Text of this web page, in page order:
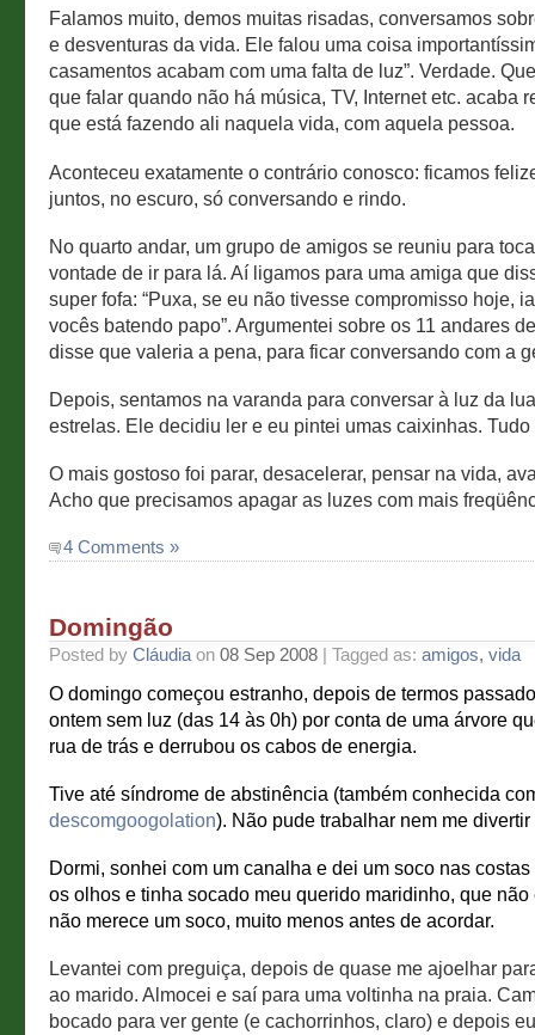
Falamos muito, demos muitas risadas, conversamos
e desventuras da vida. Ele falou uma coisa
casamentos acabam com uma falta de luz”. Verdade.
que falar quando não há música, TV, Internet etc. acaba
que está fazendo ali naquela vida, com aquela pessoa.
Aconteceu exatamente o contrário conosco: ficamos
juntos, no escuro, só conversando e rindo.
No quarto andar, um grupo de amigos se reuniu para
vontade de ir para lá. Aí ligamos para uma amiga que
super fofa: “Puxa, se eu não tivesse compromisso hoje,
vocês batendo papo”. Argumentei sobre os 11 andares
disse que valeria a pena, para ficar conversando com a
Depois, sentamos na varanda para conversar à luz da
estrelas. Ele decidiu ler e eu pintei umas caixinhas.
O mais gostoso foi parar, desacelerar, pensar na vida,
Acho que precisamos apagar as luzes com mais
4 Comments »
Domingão
Posted by Cláudia on 08 Sep 2008 | Tagged as: amigos, vida
O domingo começou estranho, depois de termos
ontem sem luz (das 14 às 0h) por conta de uma árvore
rua de trás e derrubou os cabos de energia.
Tive até síndrome de abstinência (também conhecida
descomgoogolation). Não pude trabalhar nem me
Dormi, sonhei com um canalha e dei um soco nas costas
os olhos e tinha socado meu querido maridinho, que não
não merece um soco, muito menos antes de acordar.
Levantei com preguiça, depois de quase me ajoelhar
ao marido. Almocei e saí para uma voltinha na praia.
bocado para ver gente (e cachorrinhos, claro) e depois